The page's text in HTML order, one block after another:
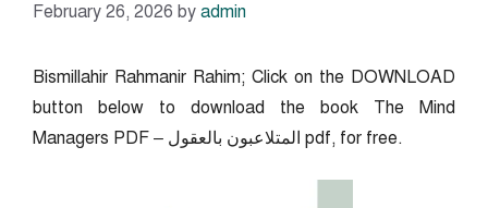
February 26, 2026 by admin
Bismillahir Rahmanir Rahim; Click on the DOWNLOAD
button below to download the book The Mind
Managers PDF – المتلاعبون بالعقول pdf, for free.